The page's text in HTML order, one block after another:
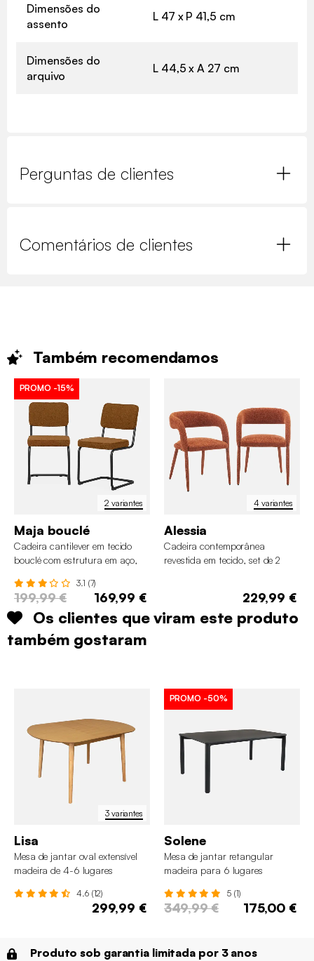
Dimensões do
assento
L 47 x P 41,5 cm
Dimensões do
arquivo
L 44,5 x A 27 cm
Perguntas de clientes
Comentários de clientes
Também recomendamos
2 variantes
PROMO -15%
Maja bouclé
Cadeira cantilever em tecido
bouclé com estrutura em aço,
3.1 (7)
199,99 € 169,99 €
4 variantes
Alessia
Cadeira contemporânea
revestida em tecido, set de 2
229,99 €
Os clientes que viram este produto
também gostaram
3 variantes
Lisa
Mesa de jantar oval extensível
madeira de 4-6 lugares
4.6 (12)
299,99 €
PROMO -50%
Solene
Mesa de jantar retangular
madeira para 6 lugares
5 (1)
349,99 € 175,00 €
Produto sob garantia limitada por 3 anos